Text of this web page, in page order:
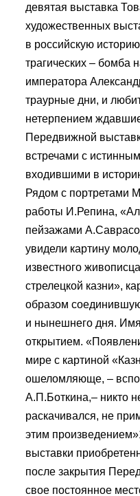
девятая выставка
художественных
в российскую
трагических – бомба
императора
траурные дни, и
нетерпением
Передвижной
встречами с
входившими в
Рядом с портретами
работы И.Репина,
пейзажами
увидели картину
известного
стрелецкой казни»,
образом
и нынешнего дня.
открытием.
мире с картиной
ошеломляюще, –
А.П.Боткина,– никто
раскачивался, не
этим
выставки
после закрытия
свое постоянное